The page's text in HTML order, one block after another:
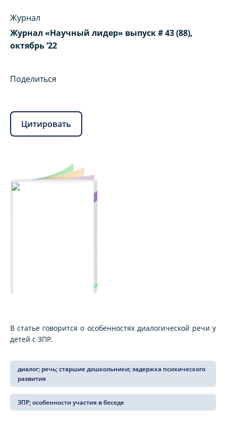
Журнал
Журнал «Научный лидер» выпуск # 43 (88),
октябрь ‘22
Поделиться
Цитировать
В статье говорится о особенностях диалогической речи у
детей с ЗПР.
диалог; речь; старшие дошкольники; задержка психического
развития
ЗПР; особенности участия в беседе